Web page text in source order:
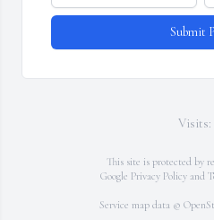
Submit
Visits:
This site is protected by
Google Privacy Policyand
Service map data ©